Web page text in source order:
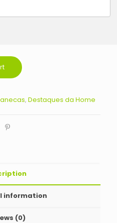
, Destaques da Home
information
(0)